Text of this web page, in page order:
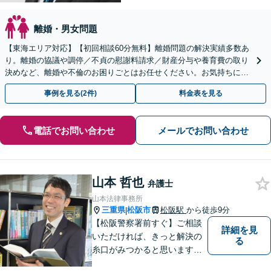
離婚・男女問題
【東海エリア対応】【初回相談60分無料】離婚問題の解決実績多数あ
り。離婚の協議や調停／不貞の慰謝料請求／財産分与や養育費の取り
決めなど、離婚や不倫のお困りごとはお任せください。お気持ちに寄
り添い、ご意向に沿う解決を目指します【Web相談可】
事例を見る(2件) 料金表を見る
電話でお問い合わせ メールでお問い合わせ
山本 哲也 弁護士
山本法律事務所
三重県|松阪市 松阪駅 から徒歩9分
【松阪警察署前すぐ】ご相談
いただければ、きっと解決の
糸口がみつかると思います。
詳細を見
る